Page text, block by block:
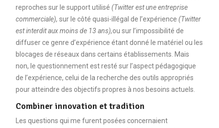
reproches sur le support utilisé (Twitter est une entreprise
commerciale), sur le côté quasi-illégal de l’expérience (Twitter
est interdit aux moins de 13 ans),ou sur l’impossibilité de
diffuser ce genre d’expérience étant donné le matériel ou les
blocages de réseaux dans certains établissements. Mais
non, le questionnement est resté sur l’aspect pédagogique
de l’expérience, celui de la recherche des outils appropriés
pour atteindre des objectifs propres à nos besoins actuels.
Combiner innovation et tradition
Les questions qui me furent posées concernaient